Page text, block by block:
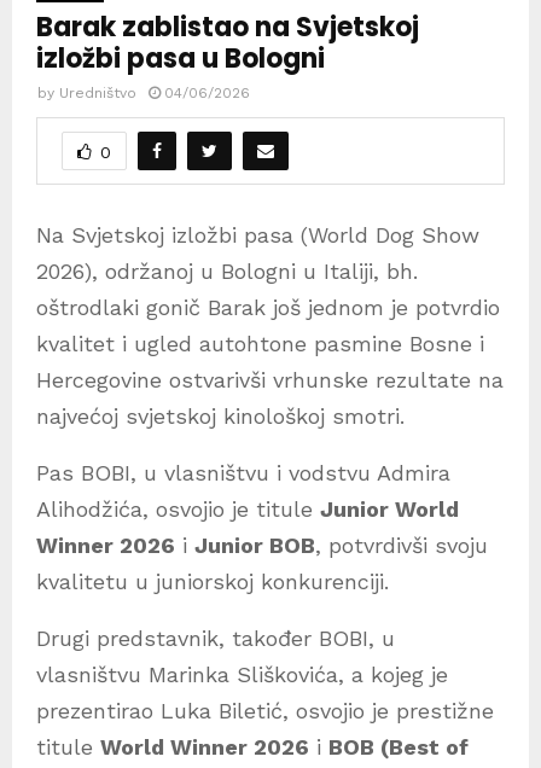
Barak zablistao na Svjetskoj
izložbi pasa u Bologni
by Uredništvo 04/06/2026
0
Na Svjetskoj izložbi pasa (World Dog Show
2026), održanoj u Bologni u Italiji, bh.
oštrodlaki gonič Barak još jednom je potvrdio
kvalitet i ugled autohtone pasmine Bosne i
Hercegovine ostvarivši vrhunske rezultate na
najvećoj svjetskoj kinološkoj smotri.
Pas BOBI, u vlasništvu i vodstvu Admira
Alihodžića, osvojio je titule Junior World
Winner 2026 i Junior BOB, potvrdivši svoju
kvalitetu u juniorskoj konkurenciji.
Drugi predstavnik, također BOBI, u
vlasništvu Marinka Sliškovića, a kojeg je
prezentirao Luka Biletić, osvojio je prestižne
titule World Winner 2026 i BOB (Best of